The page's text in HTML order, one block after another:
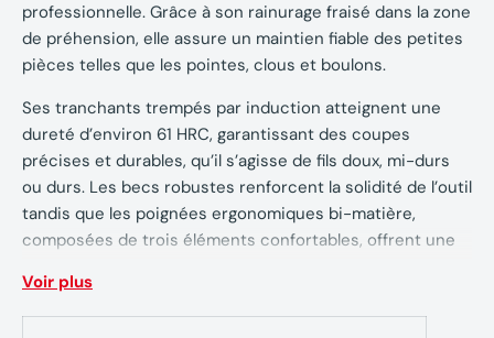
professionnelle. Grâce à son rainurage fraisé dans la zone
de préhension, elle assure un maintien fiable des petites
pièces telles que les pointes, clous et boulons.
Ses tranchants trempés par induction atteignent une
dureté d’environ 61 HRC, garantissant des coupes
précises et durables, qu’il s’agisse de fils doux, mi-durs
ou durs. Les becs robustes renforcent la solidité de l’outil
tandis que les poignées ergonomiques bi-matière,
composées de trois éléments confortables, offrent une
utilisation prolongée.
Voir plus